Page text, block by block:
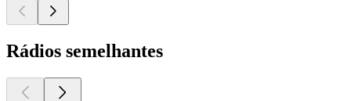
Rádios semelhantes